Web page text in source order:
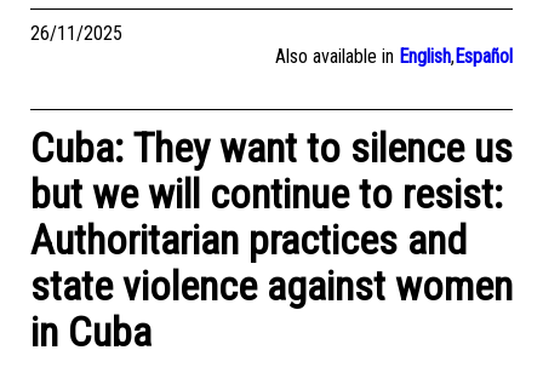
26/11/2025
Also available in English,Español
Cuba: They want to silence us
but we will continue to resist:
Authoritarian practices and
state violence against women
in Cuba